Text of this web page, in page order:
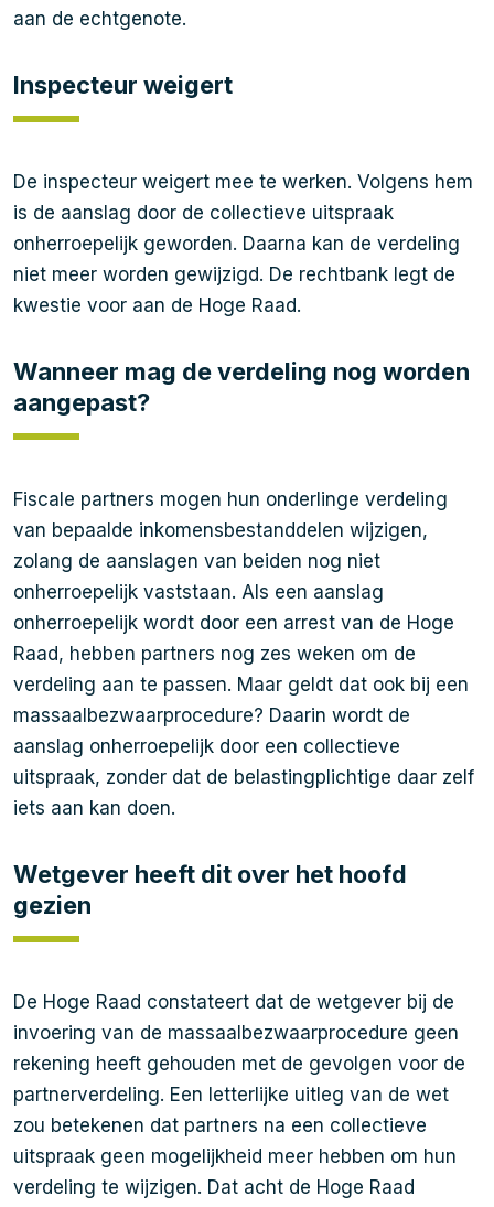
aan de echtgenote.
Inspecteur weigert
De inspecteur weigert mee te werken. Volgens hem
is de aanslag door de collectieve uitspraak
onherroepelijk geworden. Daarna kan de verdeling
niet meer worden gewijzigd. De rechtbank legt de
kwestie voor aan de Hoge Raad.
Wanneer mag de verdeling nog worden
aangepast?
Fiscale partners mogen hun onderlinge verdeling
van bepaalde inkomensbestanddelen wijzigen,
zolang de aanslagen van beiden nog niet
onherroepelijk vaststaan. Als een aanslag
onherroepelijk wordt door een arrest van de Hoge
Raad, hebben partners nog zes weken om de
verdeling aan te passen. Maar geldt dat ook bij een
massaalbezwaarprocedure? Daarin wordt de
aanslag onherroepelijk door een collectieve
uitspraak, zonder dat de belastingplichtige daar zelf
iets aan kan doen.
Wetgever heeft dit over het hoofd
gezien
De Hoge Raad constateert dat de wetgever bij de
invoering van de massaalbezwaarprocedure geen
rekening heeft gehouden met de gevolgen voor de
partnerverdeling. Een letterlijke uitleg van de wet
zou betekenen dat partners na een collectieve
uitspraak geen mogelijkheid meer hebben om hun
verdeling te wijzigen. Dat acht de Hoge Raad